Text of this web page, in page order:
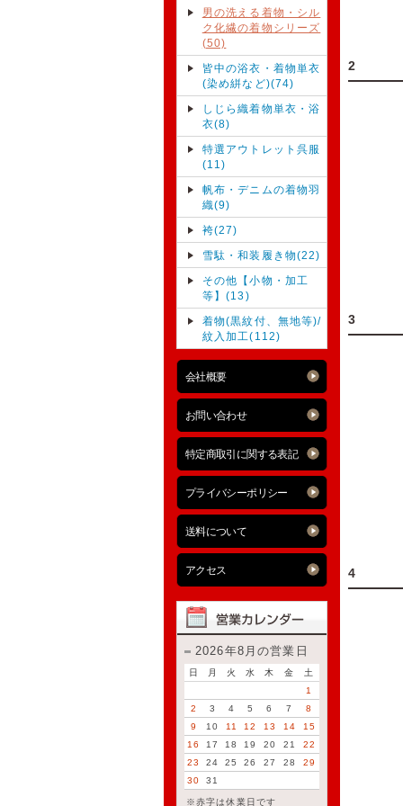
男の洗える着物・シル
ク化繊の着物シリーズ
(50)
皆中の浴衣・着物単衣
(染め絣など)(74)
しじら織着物単衣・浴
衣(8)
特選アウトレット呉服
(11)
帆布・デニムの着物羽
織(9)
袴(27)
雪駄・和装履き物(22)
その他【小物・加工
等】(13)
着物(黒紋付、無地等)/
紋入加工(112)
会社概要
お問い合わせ
特定商取引に関する表記
プライバシーポリシー
送料について
アクセス
2026年8月の営業日
日 月 火 水 木 金
土
1
2
3 4 5 6 7
8
9
10 11 12 13 14
15
16
17 18 19 20 21
22
23
24 25 26 27 28
29
30
31
※赤字は休業日です
2
3
4